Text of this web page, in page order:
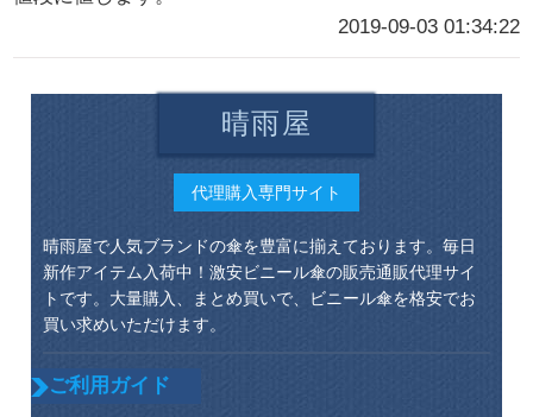
2019-09-03 01:34:22
晴雨屋
代理購入専門サイト
晴雨屋で人気ブランドの傘を豊富に揃えております。毎日
新作アイテム入荷中！激安ビニール傘の販売通販代理サイ
トです。大量購入、まとめ買いで、ビニール傘を格安でお
買い求めいただけます。
ご利用ガイド